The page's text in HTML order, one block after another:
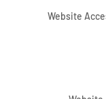
Website